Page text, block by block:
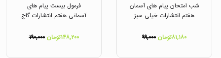
شب امتحان پیام های آسمان
هفتم انتشارات خیلی سبز
۸۱,۱۸۰تومان ۹۹,۰۰۰
فرمول بیست پیام های
آسمانی هفتم انتشارات گاج
۱۴۸,۲۰۰تومان ۱۹۰,۰۰۰